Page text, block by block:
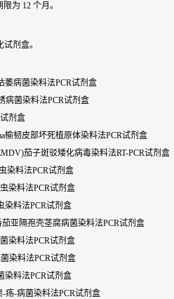
为 12 个月。
剂盒。
萎病菌染料法PCR试剂盒
病菌染料法PCR试剂盒
剂盒
榆韧皮部坏死植原体染料法PCR试剂盒
茄子斑驳矮化病毒染料法RT-PCR试剂盒
染料法PCR试剂盒
染料法PCR试剂盒
染料法PCR试剂盒
茄亚隔孢壳茎腐病菌染料法PCR试剂盒
染料法PCR试剂盒
菌染料法PCR试剂盒
染料法PCR试剂盒
-疡-病菌染料法PCR试剂盒